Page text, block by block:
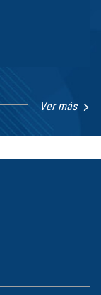
Ver más